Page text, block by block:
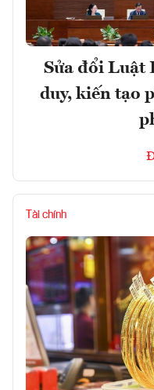
Sửa đổi Luật
duy, kiến tạo
Tài chính